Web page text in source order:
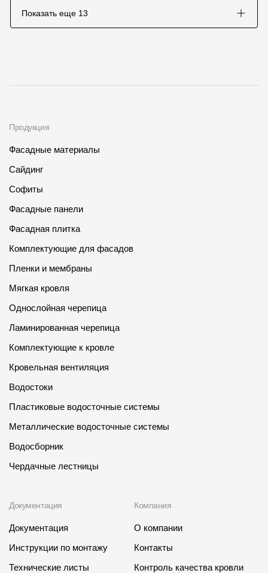
Показать еще 13
Продукция
Фасадные материалы
Сайдинг
Софиты
Фасадные панели
Фасадная плитка
Комплектующие для фасадов
Пленки и мембраны
Мягкая кровля
Однослойная черепица
Ламинированная черепица
Комплектующие к кровле
Кровельная вентиляция
Водостоки
Пластиковые водосточные системы
Металлические водосточные системы
Водосборник
Чердачные лестницы
Документация
Документация
Инструкции по монтажу
Технические листы
Компания
О компании
Контакты
Контроль качества кровли